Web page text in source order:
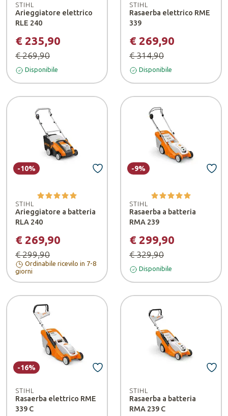
STIHL
Arieggiatore elettrico
RLE 240
€ 235,90
€ 269,90
Disponibile
STIHL
Rasaerba elettrico RME
339
€ 269,90
€ 314,90
Disponibile
STIHL
Arieggiatore a batteria
RLA 240
€ 269,90
€ 299,90
-10%
Ordinabile ricevilo in 7-8
giorni
STIHL
Rasaerba a batteria
RMA 239
€ 299,90
€ 329,90
-9%
Disponibile
STIHL
Rasaerba elettrico RME
339 C
-16%
STIHL
Rasaerba a batteria
RMA 239 C